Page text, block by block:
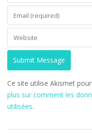
Ce site utilise Akismet
plus sur comment les
utilisées.